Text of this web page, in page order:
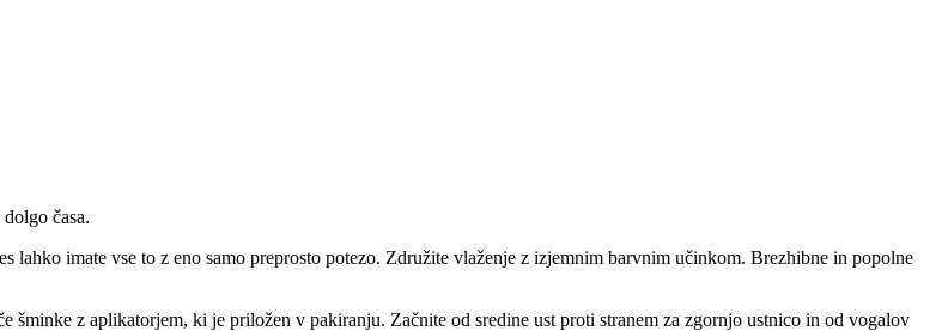
časa.
lahko imate vse to z eno samo preprosto potezo. Združite vlaženje z izjemnim barvnim učinkom. Brezhibne in popolne
z aplikatorjem, ki je priložen v pakiranju. Začnite od sredine ust proti stranem za zgornjo ustnico in od vogalov